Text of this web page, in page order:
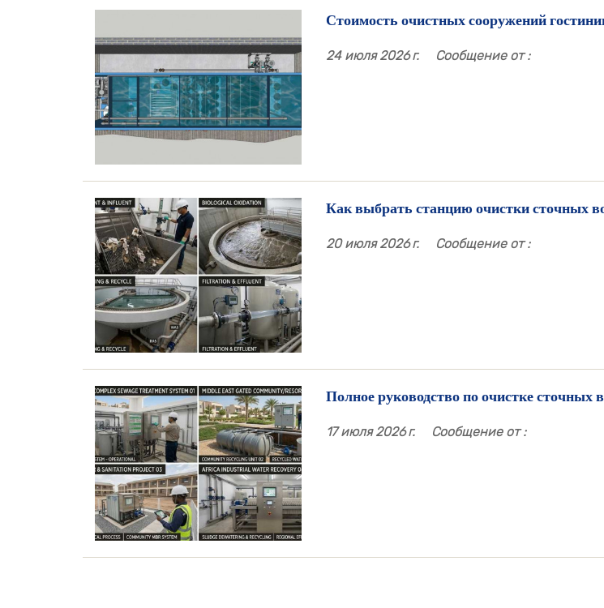
Стоимость очистных сооружений
24 июля 2026 г. Сообщение от :
Как выбрать станцию ​​очистки сточных
20 июля 2026 г. Сообщение от :
Полное руководство по очистке сточных
17 июля 2026 г. Сообщение от :